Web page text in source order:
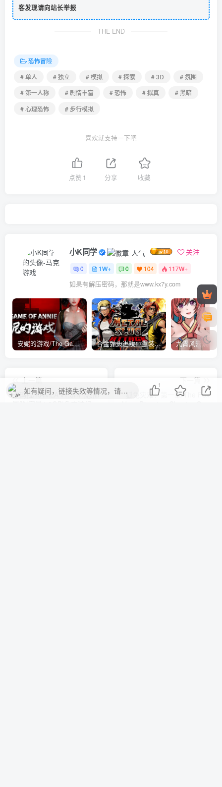
客发现请向站长举报
THE END
恐怖冒险
# 单人
# 独立 # 模拟 # 探索 # 3D
# 氛围
# 第一人称
# 剧情丰富 # 恐怖 # 拟真
# 黑暗
# 心理恐怖
# 步行模拟
喜欢就支持一下吧
点赞 1 分享 收藏
小K同学 关注
0 1W+ 0 104 117W+
如果有解压密码，那就是www.kx7y.com
安妮的游戏/The Game of Annie v0.99981|射击动作|容量14.6GB|免安装绿色中文版 合金弹头进攻：重装上阵/METAL SLUG ATTACK RELOADED Build.16214511|策略模拟|容量2.7GB|免安装绿色中文版
上一篇
卡玛拉/KAMLA v1.3HF|恐怖
下一篇
狐兔灾难：第一章/The Fox
如有疑问，链接失效等情况，请留言。
1